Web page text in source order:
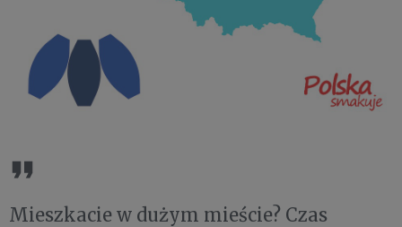
Mieszkacie w dużym mieście? Czas